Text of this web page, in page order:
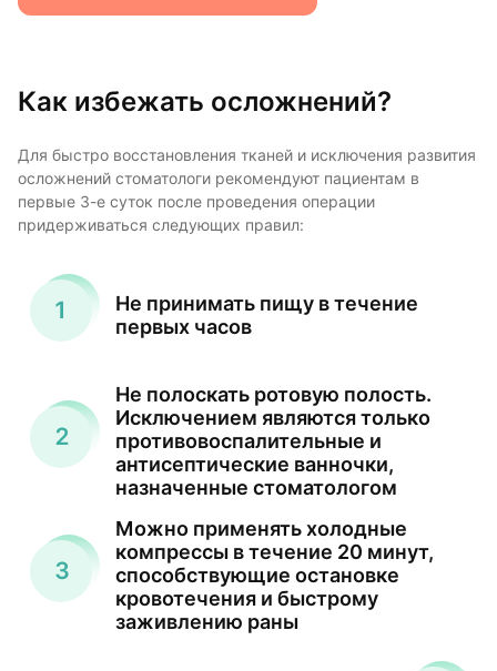
Как избежать осложнений?
Для быстро восстановления тканей и исключения развития
осложнений стоматологи рекомендуют пациентам в
первые 3-е суток после проведения операции
придерживаться следующих правил:
Не принимать пищу в течение
первых часов
Не полоскать ротовую полость.
Исключением являются только
противовоспалительные и
антисептические ванночки,
назначенные стоматологом
Можно применять холодные
компрессы в течение 20 минут,
способствующие остановке
кровотечения и быстрому
заживлению раны